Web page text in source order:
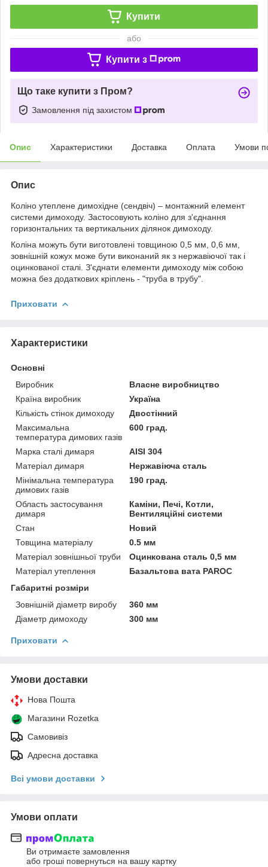
Купити
або
Купити з
Що таке купити з Пром?
Замовлення під захистом
Опис Характеристики Доставка Оплата Умови
Опис
Коліно утеплене димохідне (сендвіч) – монтажний елемент
системи димоходу. Застосовують коліно для з'єднання
горизонтальних та вертикальних ділянок димоходу.
Коліна можуть бути виготовлені товщиною 0,5 мм, 0,6 мм,
зовнішній кожух може бути виконаний як з нержавіючої так і
оцинкованої сталі. З'єднати елементи димоходу між собою
можна без додаткових кріплень - "труба в трубу".
Приховати
Характеристики
Основні
Виробник
Власне виробництво
Країна виробник
Україна
Кількість стінок димоходу
Двостінний
Максимальна
температура димових газів
600 град.
Марка сталі димаря
AISI 304
Матеріал димаря
Нержавіюча сталь
Мінімальна температура
димових газів
190 град.
Область застосування
димаря
Каміни, Печі, Котли,
Вентиляційні системи
Стан
Новий
Товщина матеріалу
0.5 мм
Матеріал зовнішньої труби
Оцинкована сталь 0,5 мм
Матеріал утеплення
Базальтова вата PAROC
Габаритні розміри
Зовнішній діаметр виробу
360 мм
Діаметр димоходу
300 мм
Приховати
Умови доставки
Нова Пошта
Магазини Rozetka
Самовивіз
Адресна доставка
Всі умови доставки
Умови оплати
Ви отримаєте замовлення
або гроші повернуться на вашу картку